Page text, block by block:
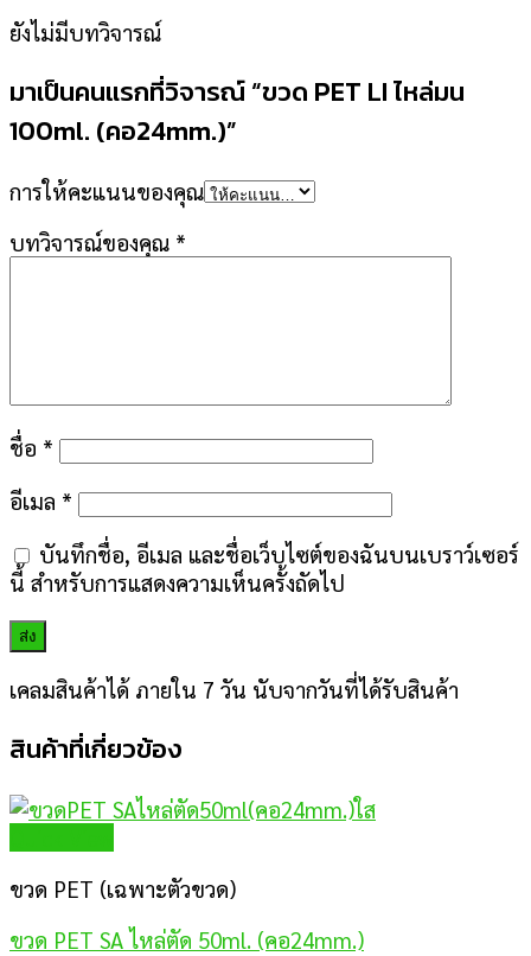
ยังไม่มีบทวิจารณ์
มาเป็นคนแรกที่วิจารณ์ “ขวด PET LI ไหล่มน
100ml. (คอ24mm.)”
การให้คะแนนของคุณ
บทวิจารณ์ของคุณ *
ชื่อ *
อีเมล *
บันทึกชื่อ, อีเมล และชื่อเว็บไซต์ของฉันบนเบราว์เซอร์
นี้ สำหรับการแสดงความเห็นครั้งถัดไป
เคลมสินค้าได้ ภายใน 7 วัน นับจากวันที่ได้รับสินค้า
สินค้าที่เกี่ยวข้อง
ขวด PET (เฉพาะตัวขวด)
ขวด PET SA ไหล่ตัด 50ml. (คอ24mm.)